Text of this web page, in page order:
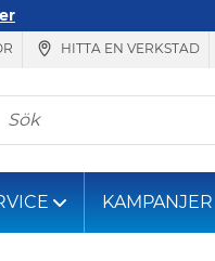
HITTA EN VERKSTAD
Sök
KAMPANJER